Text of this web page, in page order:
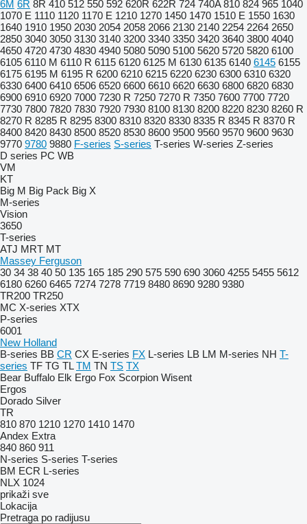
6M 6R 8R 410 512 550 592 620R 622R 724 740A 810 824 965 1040
1070 E 1110 1120 1170 E 1210 1270 1450 1470 1510 E 1550 1630
1640 1910 1950 2030 2054 2058 2066 2130 2140 2254 2264 2650
2850 3040 3050 3130 3140 3200 3340 3350 3420 3640 3800 4040
4650 4720 4730 4830 4940 5080 5090 5100 5620 5720 5820 6100
6105 6110 M 6110 R 6115 6120 6125 M 6130 6135 6140 6145 6155
6175 6195 M 6195 R 6200 6210 6215 6220 6230 6300 6310 6320
6330 6400 6410 6506 6520 6600 6610 6620 6630 6800 6820 6830
6900 6910 6920 7000 7230 R 7250 7270 R 7350 7600 7700 7720
7730 7800 7820 7830 7920 7930 8100 8130 8200 8220 8230 8260 R
8270 R 8285 R 8295 8300 8310 8320 8330 8335 R 8345 R 8370 R
8400 8420 8430 8500 8520 8530 8600 9500 9560 9570 9600 9630
9770 9780 9880 F-series S-series T-series W-series Z-series
D series PC WB
VM
KT
Big M Big Pack Big X
M-series
Vision
3650
T-series
ATJ MRT MT
Massey Ferguson
30 34 38 40 50 135 165 185 290 575 590 690 3060 4255 5455 5612
6180 6260 6465 7274 7278 7719 8480 8690 9280 9380
TR200 TR250
MC X-series XTX
P-series
6001
New Holland
B-series BB CR CX E-series FX L-series LB LM M-series NH T-
series TF TG TL TM TN TS TX
Bear Buffalo Elk Ergo Fox Scorpion Wisent
Ergos
Dorado Silver
TR
810 870 1210 1270 1410 1470
Andex Extra
840 860 911
N-series S-series T-series
BM ECR L-series
NLX 1024
prikaži sve
Lokacija
Pretraga po radijusu